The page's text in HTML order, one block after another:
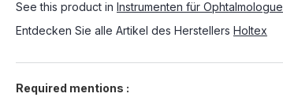
See this product in Instrumenten für Ophtalmologue
Entdecken Sie alle Artikel des Herstellers Holtex
Required mentions :